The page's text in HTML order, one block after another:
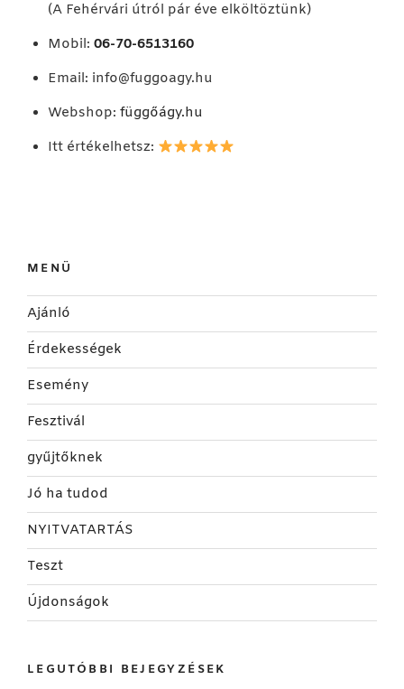
(A Fehérvári útról pár éve elköltöztünk)
Mobil: 06-70-6513160
Email: info@fuggoagy.hu
Webshop: függőágy.hu
Itt értékelhetsz:
MENÜ
Ajánló
Érdekességek
Esemény
Fesztivál
gyűjtőknek
Jó ha tudod
NYITVATARTÁS
Teszt
Újdonságok
LEGUTÓBBI BEJEGYZÉSEK